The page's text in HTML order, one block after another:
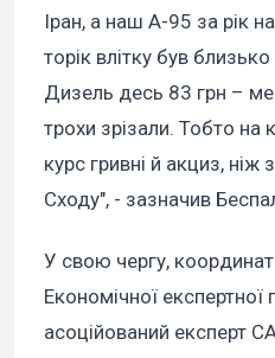
Іран, а наш А-95 за рік
торік влітку був
Дизель десь 83 грн –
трохи зрізали. Тобто на
курс гривні й акциз, ніж
Сходу", - зазначив
У свою чергу,
Економічної
асоційований експерт